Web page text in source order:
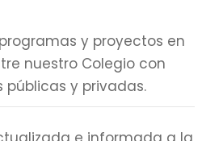
y proyectos en
nuestro Colegio con
públicas y privadas.